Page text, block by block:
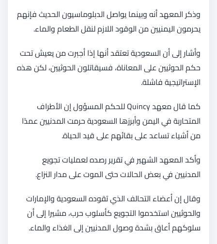
وذكر المعهد أنه وبينما يواصل الدبلوماسيون الحديث فإنهم
يحرمون اليمنيين من الوقود اللازم لنقل الطعام والماء.
وأشار إلى أن السعودية تعتقد أنها إذا أجبرت من يعيش تحت
حكم الحوثيين على المعاناة، فسيقاتلون الحوثيين، لكن هذه
الإستراتيجية فاشلة.
كما قال معهد Quincy للحكم المسؤول إن الأطراف
المتحاربة في اليمن وأبرزها السعودية حرمت المدنيين عمدًا
من أشياء تساعد على بقائهم على قيد الحياة.
وأكد المعهد الشهير في تقرير رصده لعمليات تجويع
المدنيين في بعض الحالات حتى الموت على مدار النزاع.
وقال إن أعضاء التحالف الذي تقوده السعودية والإمارات
والحوثيين استخدموا التجويع كأسلوب حرب، مشيرا إلى أن
سلوكهم أعاق بشدة وصول المدنيين إلى الغذاء والماء.